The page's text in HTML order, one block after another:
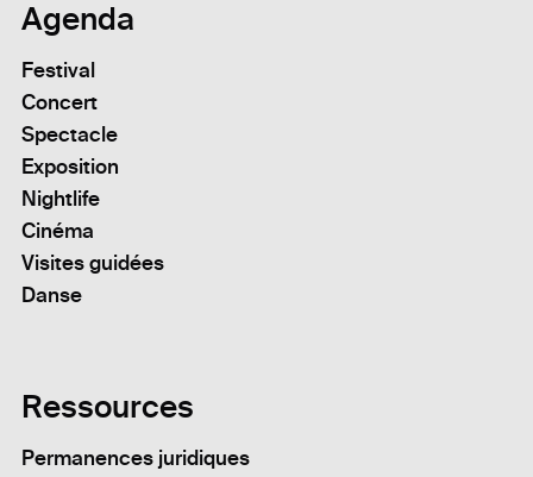
Agenda
Festival
Concert
Spectacle
Exposition
Nightlife
Cinéma
Visites guidées
Danse
Ressources
Permanences juridiques